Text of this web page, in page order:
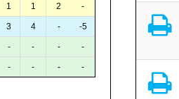
1 1 2 -
3 4 - -5
- - - -
- - - -